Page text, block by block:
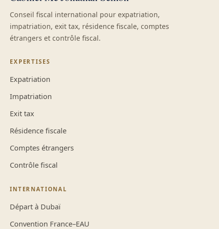
Conseil fiscal international pour expatriation,
impatriation, exit tax, résidence fiscale, comptes
étrangers et contrôle fiscal.
EXPERTISES
Expatriation
Impatriation
Exit tax
Résidence fiscale
Comptes étrangers
Contrôle fiscal
INTERNATIONAL
Départ à Dubaï
Convention France–EAU